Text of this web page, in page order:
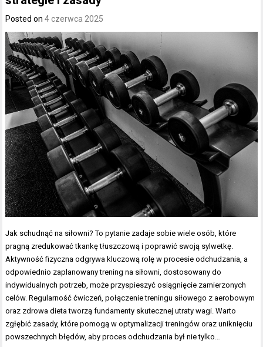
Posted on4 czerwca 2025
Jak schudnąć na siłowni? To pytanie zadaje sobie wiele osób, które
pragną zredukować tkankę tłuszczową i poprawić swoją sylwetkę.
Aktywność fizyczna odgrywa kluczową rolę w procesie odchudzania, a
odpowiednio zaplanowany trening na siłowni, dostosowany do
indywidualnych potrzeb, może przyspieszyć osiągnięcie zamierzonych
celów. Regularność ćwiczeń, połączenie treningu siłowego z aerobowym
oraz zdrowa dieta tworzą fundamenty skutecznej utraty wagi. Warto
zgłębić zasady, które pomogą w optymalizacji treningów oraz uniknięciu
powszechnych błędów, aby proces odchudzania był nie tylko…